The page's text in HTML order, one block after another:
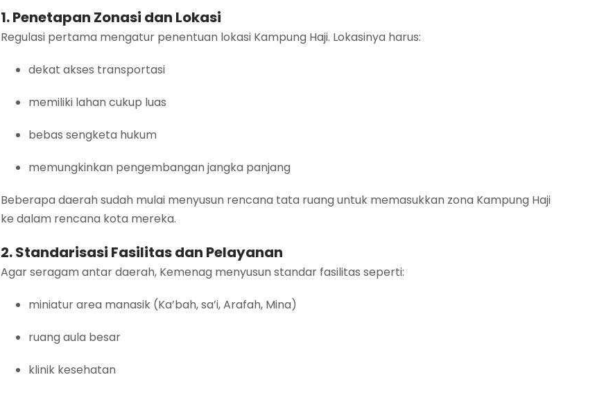
1. Penetapan Zonasi dan Lokasi
Regulasi pertama mengatur penentuan lokasi Kampung Haji. Lokasinya harus:
dekat akses transportasi
memiliki lahan cukup luas
bebas sengketa hukum
memungkinkan pengembangan jangka panjang
Beberapa daerah sudah mulai menyusun rencana tata ruang untuk memasukkan zona Kampung Haji
ke dalam rencana kota mereka.
2. Standarisasi Fasilitas dan Pelayanan
Agar seragam antar daerah, Kemenag menyusun standar fasilitas seperti:
miniatur area manasik (Ka’bah, sa’i, Arafah, Mina)
ruang aula besar
klinik kesehatan